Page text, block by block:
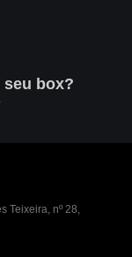
seu box?
Teixeira, nº 28,